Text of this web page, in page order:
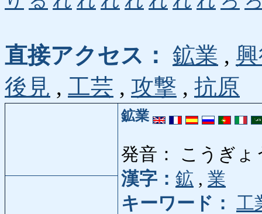
直接アクセス： 鉱業 ,
後見 , 工芸 , 攻撃 , 抗原
鉱業
発音： こうぎょ
漢字： 鉱 , 業
キーワード： 工